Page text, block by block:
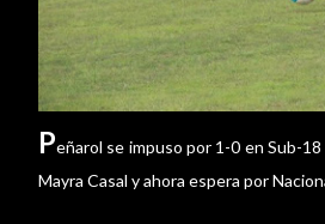
Peñarol se impuso por 1-0 en Sub-
Mayra Casal y ahora espera por